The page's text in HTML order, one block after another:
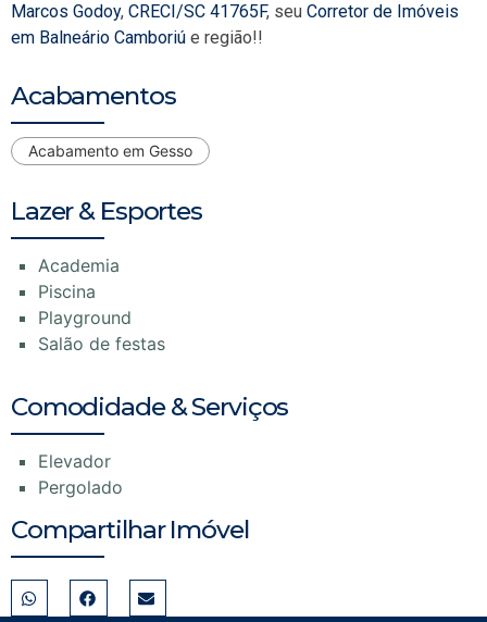
Marcos Godoy, CRECI/SC 41765F, seu Corretor de Imóveis
em Balneário Camboriú e região!!
Acabamentos
Acabamento em Gesso
Lazer & Esportes
Academia
Piscina
Playground
Salão de festas
Comodidade & Serviços
Elevador
Pergolado
Compartilhar Imóvel